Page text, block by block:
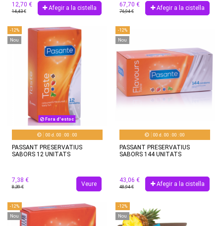
12,70 €
14,43 € Afegir a la cistella
67,70 €
76,94 € Afegir a la cistella
-12%
Nou
Fora d'estoc
00 d. 00 :00 :00
PASSANT PRESERVATIUS
SABORS 12 UNITATS
7,38 €
8,39 € Veure
-12%
Nou
00 d. 00 :00 :00
PASSANT PRESERVATIUS
SABORS 144 UNITATS
43,06 €
48,94 € Afegir a la cistella
-12%
Nou
-12%
Nou